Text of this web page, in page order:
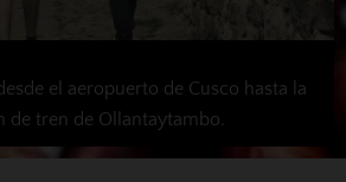
el aeropuerto de Cusco hasta la
de tren de Ollantaytambo.